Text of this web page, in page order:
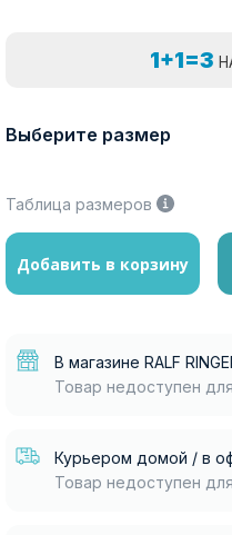
1+1=3
Выберите размер
Таблица размеров
Добавить в корзину
В магазине RALF
Товар недоступен
Курьером домой / в
Товар недоступен